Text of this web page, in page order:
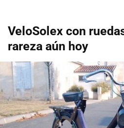
VeloSolex con
rareza aún hoy